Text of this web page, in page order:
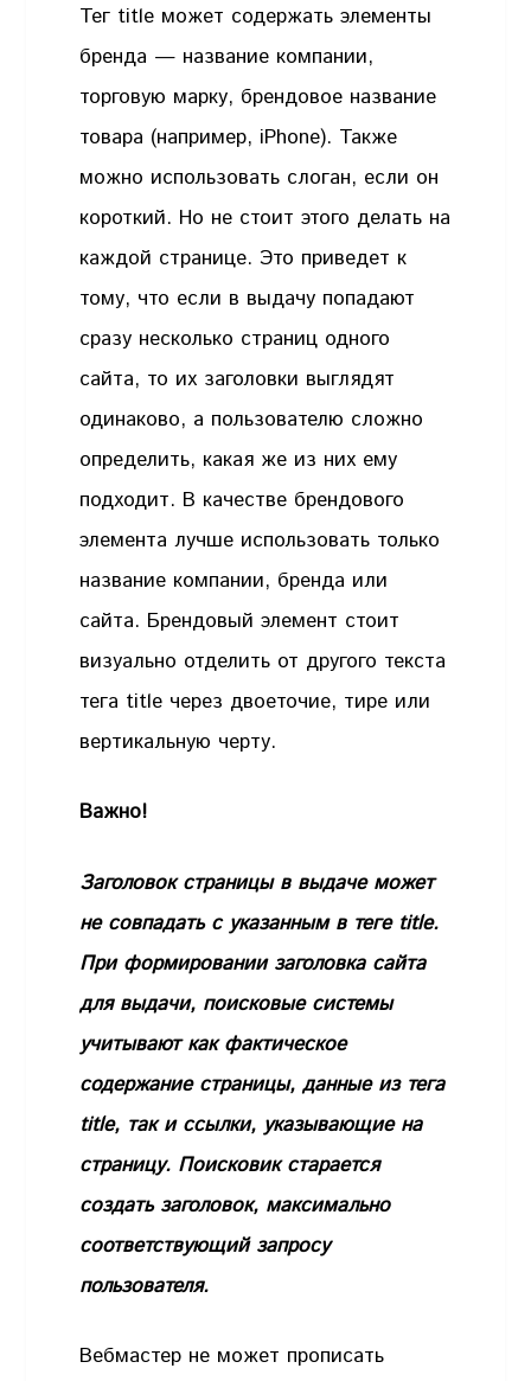
Тег title может содержать элементы
бренда — название компании,
торговую марку, брендовое название
товара (например, iPhone). Также
можно использовать слоган, если он
короткий. Но не стоит этого делать на
каждой странице. Это приведет к
тому, что если в выдачу попадают
сразу несколько страниц одного
сайта, то их заголовки выглядят
одинаково, а пользователю сложно
определить, какая же из них ему
подходит. В качестве брендового
элемента лучше использовать только
название компании, бренда или
сайта. Брендовый элемент стоит
визуально отделить от другого текста
тега title через двоеточие, тире или
вертикальную черту.
Важно!
Заголовок страницы в выдаче может
не совпадать с указанным в теге title.
При формировании заголовка сайта
для выдачи, поисковые системы
учитывают как фактическое
содержание страницы, данные из тега
title, так и ссылки, указывающие на
страницу. Поисковик старается
создать заголовок, максимально
соответствующий запросу
пользователя.
Вебмастер не может прописать